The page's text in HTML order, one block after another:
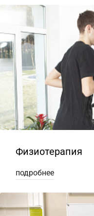
Физиотерапия
подробнее